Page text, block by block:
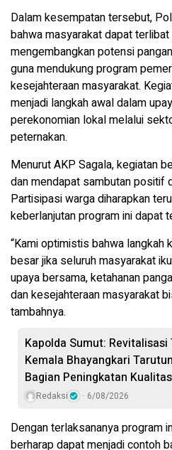
Dalam kesempatan tersebut,
bahwa masyarakat dapat
mengembangkan potensi
guna mendukung program
kesejahteraan masyarakat.
menjadi langkah awal dalam
perekonomian lokal melalui
peternakan.
Menurut AKP Sagala, kegiatan
dan mendapat sambutan positif
Partisipasi warga diharapkan
keberlanjutan program ini dapat
“Kami optimistis bahwa langkah
besar jika seluruh masyarakat
upaya bersama, ketahanan
dan kesejahteraan masyarakat
tambahnya.
Kapolda Sumut: Revitalisasi
Kemala Bhayangkari
Bagian Peningkatan Kualitas
Redaksi 6/08/2026
Dengan terlaksananya program
berharap dapat menjadi contoh